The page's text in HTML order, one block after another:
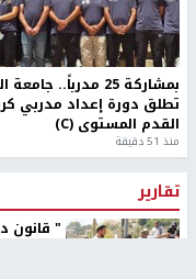
بمشاركة 25 مدرباً..
تطلق دورة إعداد مدربي
القدم المستوى (C)
منذ 51 دقيقة
تقارير
" قانون